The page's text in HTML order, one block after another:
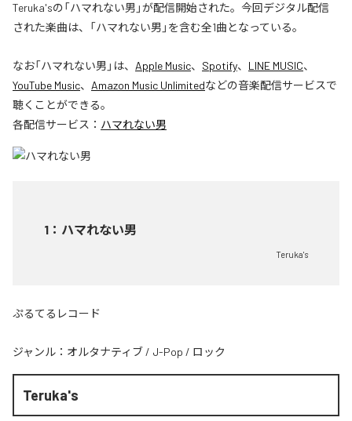
Teruka'sの「ハマれない男」が配信開始された。今回デジタル配信
された楽曲は、「ハマれない男」を含む全1曲となっている。
なお「ハマれない男 」は、 Apple Music、 Spotify、 LINE MUSIC、
YouTube Music、 Amazon Music Unlimitedなどの音楽配信サービスで
聴くことができる。
各配信サービス： ハマれない男
1 ： ハマれない男
Teruka's
ぷるてるレコード
ジャンル： オルタナティブ / J-Pop / ロック
Teruka's